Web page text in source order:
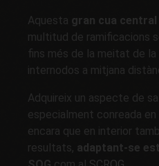
Aquesta gran cua central
multitud de ramificacions
fins més de la meitat de la
internodos a mitjana
Adquireix un aspecte de
especialment conreada
encara que en interior
resultats, adaptant-se